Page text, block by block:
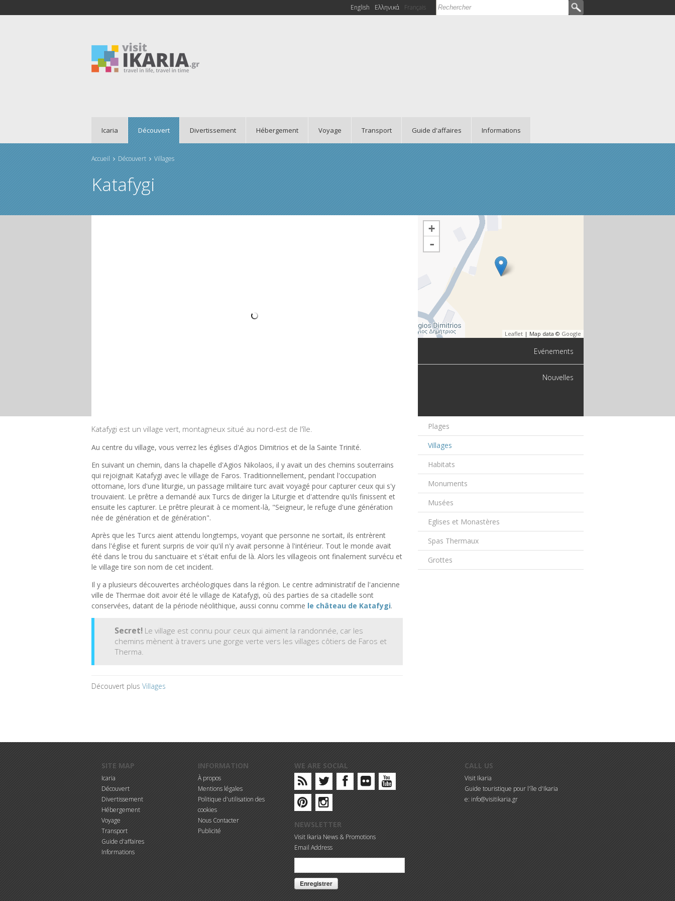
Formulaire de recherche
Rechercher
English Ελληνικά Français
Icaria Découvert Divertissement Hébergement Voyage Transport Guide d'affaires Informations
Accueil Découvert Villages
Katafygi
+
-
Leaflet| Map data © Google
Evénements
Nouvelles
Katafygi est un village vert, montagneux situé au nord-est de l'île.
Au centre du village, vous verrez les églises d'Agios Dimitrios et de la Sainte Trinité.
En suivant un chemin, dans la chapelle d'Agios Nikolaos, il y avait un des chemins souterrains
qui rejoignait Katafygi avec le village de Faros. Traditionnellement, pendant l'occupation
ottomane, lors d'une liturgie, un passage militaire turc avait voyagé pour capturer ceux qui s'y
trouvaient. Le prêtre a demandé aux Turcs de diriger la Liturgie et d'attendre qu'ils finissent et
ensuite les capturer. Le prêtre pleurait à ce moment-là, "Seigneur, le refuge d'une génération
née de génération et de génération".
Après que les Turcs aient attendu longtemps, voyant que personne ne sortait, ils entrèrent
dans l'église et furent surpris de voir qu'il n'y avait personne à l'intérieur. Tout le monde avait
été dans le trou du sanctuaire et s'était enfui de là. Alors les villageois ont finalement survécu et
le village tire son nom de cet incident.
Il y a plusieurs découvertes archéologiques dans la région. Le centre administratif de l'ancienne
ville de Thermae doit avoir été le village de Katafygi, où des parties de sa citadelle sont
conservées, datant de la période néolithique, aussi connu comme le château de Katafygi.
Secret! Le village est connu pour ceux qui aiment la randonnée, car les
chemins mènent à travers une gorge verte vers les villages côtiers de Faros et
Therma.
Découvert plus Villages
Plages
Villages
Habitats
Monuments
Musées
Eglises et Monastères
Spas Thermaux
Grottes
SITE MAP
Icaria
Découvert
Divertissement
Hébergement
Voyage
Transport
Guide d'affaires
Informations
INFORMATION
À propos
Mentions légales
Politique d'utilisation des
cookies
Nous Contacter
Publicité
WE ARE SOCIAL
NEWSLETTER
Visit Ikaria News & Promotions
Email Address
CALL US
Visit Ikaria
Guide touristique pour l'île d'Ikaria
e: info@visitikaria.gr